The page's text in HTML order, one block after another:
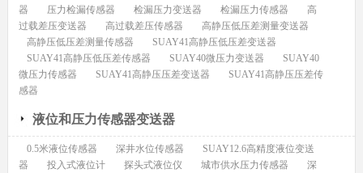
器 压力检漏传感器 检漏压力变送器 检漏压力传感器
高
过载差压变送器
高过载差压传感器
高静压低压差测量变送器
高静压低压差测量传感器
SUAY41高静压低压差变送器
SUAY41高静压低压差传感器
SUAY40微压力变送器
SUAY40
微压力传感器
SUAY41高静压压差变送器
SUAY41高静压压差传
感器
液位和压力传感器变送器
0.5米液位传感器 深井水位传感器
SUAY12.6高精度液位变送
器
投入式液位计 探头式液位仪 城市供水压力传感器
深